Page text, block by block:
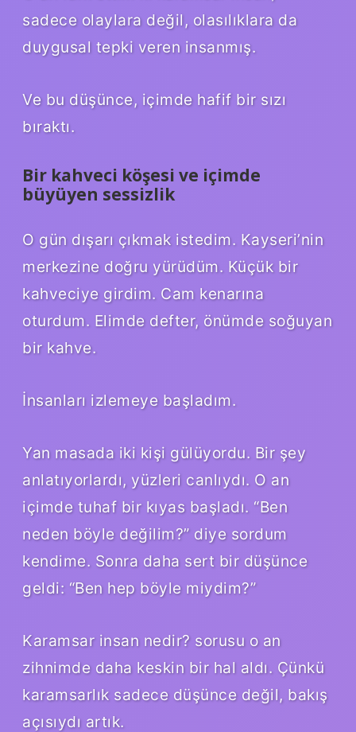
sadece olaylara değil, olasılıklara da
duygusal tepki veren insanmış.
Ve bu düşünce, içimde hafif bir sızı
bıraktı.
Bir kahveci köşesi ve içimde
büyüyen sessizlik
O gün dışarı çıkmak istedim. Kayseri’nin
merkezine doğru yürüdüm. Küçük bir
kahveciye girdim. Cam kenarına
oturdum. Elimde defter, önümde soğuyan
bir kahve.
İnsanları izlemeye başladım.
Yan masada iki kişi gülüyordu. Bir şey
anlatıyorlardı, yüzleri canlıydı. O an
içimde tuhaf bir kıyas başladı. “Ben
neden böyle değilim?” diye sordum
kendime. Sonra daha sert bir düşünce
geldi: “Ben hep böyle miydim?”
Karamsar insan nedir? sorusu o an
zihnimde daha keskin bir hal aldı. Çünkü
karamsarlık sadece düşünce değil, bakış
açısıydı artık.